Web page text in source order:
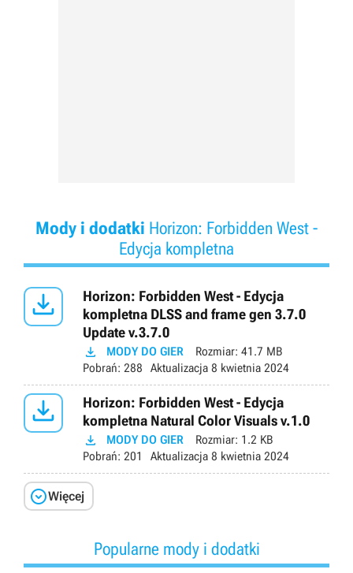
Mody i dodatki Horizon: Forbidden West -
Edycja kompletna

Horizon: Forbidden West - Edycja
kompletna DLSS and frame gen 3.7.0
Update v.3.7.0
 MODY DO GIER Rozmiar: 41.7 MB
Pobrań: 288 Aktualizacja 8 kwietnia 2024

Horizon: Forbidden West - Edycja
kompletna Natural Color Visuals v.1.0
 MODY DO GIER Rozmiar: 1.2 KB
Pobrań: 201 Aktualizacja 8 kwietnia 2024
Więcej
Popularne mody i dodatki